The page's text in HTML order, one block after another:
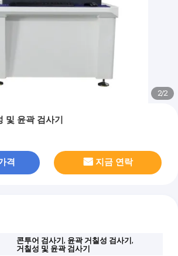
1/2
및 윤곽 검사기
격 지금 연락
콘투어 검사기, 윤곽 거칠성 검사기,
거칠성 및 윤곽 검사기